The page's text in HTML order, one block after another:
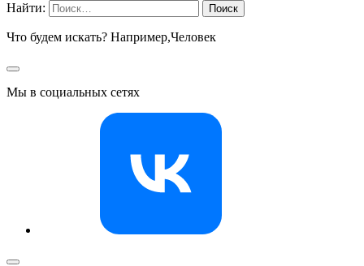
Найти:
Что будем искать? Например,Человек
Мы в социальных сетях